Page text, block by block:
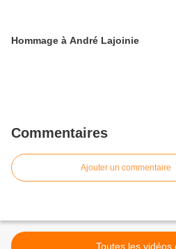
Hommage à André Lajoinie
Commentaires
Ajouter un commentaire